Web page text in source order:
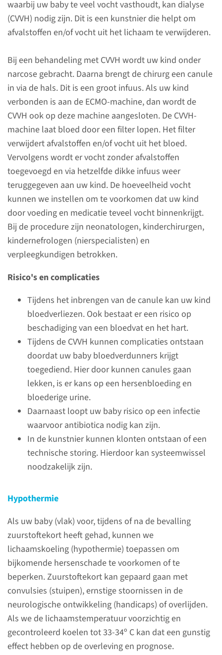
waarbij uw baby te veel vocht vasthoudt, kan dialyse
(CVVH) nodig zijn. Dit is een kunstnier die helpt om
afvalstoffen en/of vocht uit het lichaam te verwijderen.
Bij een behandeling met CVVH wordt uw kind onder
narcose gebracht. Daarna brengt de chirurg een canule
in via de hals. Dit is een groot infuus. Als uw kind
verbonden is aan de ECMO-machine, dan wordt de
CVVH ook op deze machine aangesloten. De CVVH-
machine laat bloed door een filter lopen. Het filter
verwijdert afvalstoffen en/of vocht uit het bloed.
Vervolgens wordt er vocht zonder afvalstoffen
toegevoegd en via hetzelfde dikke infuus weer
teruggegeven aan uw kind. De hoeveelheid vocht
kunnen we instellen om te voorkomen dat uw kind
door voeding en medicatie teveel vocht binnenkrijgt.
Bij de procedure zijn neonatologen, kinderchirurgen,
kindernefrologen (nierspecialisten) en
verpleegkundigen betrokken.
Risico's en complicaties
Tijdens het inbrengen van de canule kan uw kind
bloedverliezen. Ook bestaat er een risico op
beschadiging van een bloedvat en het hart.
Tijdens de CVVH kunnen complicaties ontstaan
doordat uw baby bloedverdunners krijgt
toegediend. Hier door kunnen canules gaan
lekken, is er kans op een hersenbloeding en
bloederige urine.
Daarnaast loopt uw baby risico op een infectie
waarvoor antibiotica nodig kan zijn.
In de kunstnier kunnen klonten ontstaan of een
technische storing. Hierdoor kan systeemwissel
noodzakelijk zijn.
Hypothermie
Als uw baby (vlak) voor, tijdens of na de bevalling
zuurstoftekort heeft gehad, kunnen we
lichaamskoeling (hypothermie) toepassen om
bijkomende hersenschade te voorkomen of te
beperken. Zuurstoftekort kan gepaard gaan met
convulsies (stuipen), ernstige stoornissen in de
neurologische ontwikkeling (handicaps) of overlijden.
Als we de lichaamstemperatuur voorzichtig en
gecontroleerd koelen tot 33-34º C kan dat een gunstig
effect hebben op de overleving en prognose.
Arterielijn
Blaaskatheter
Centraal veneuze lijn
Infuus
Maagsonde
Thoraxdrain
Overig
Medicijnen
Dagelijks beoordelen we of
medicatie moet worden gestart
of gestopt.
Medicijnen toedienen
Medicijnen kunnen we op
diverse manieren toedienen.
lees meer
Antibiotica
Medicijnen voor de
bloedsomloop